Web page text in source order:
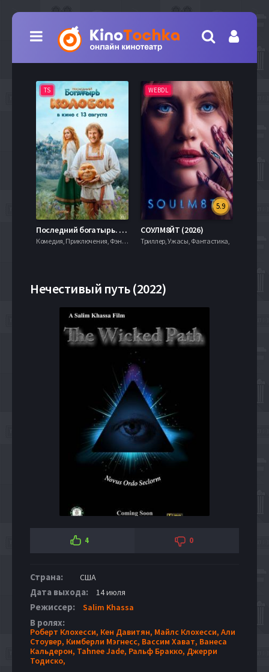
TS
Последний богатырь. Колобок (2026)
Комедия, Приключения, Фэнтези,
WEBDL
5.9
СОУЛМ8ЙТ (2026)
Триллер, Ужасы, Фантастика,
Нечестивый путь (2022)
4 0
Страна: США
Дата выхода: 14 июля
Режиссер: Salim Khassa
В ролях:
Роберт Клохесси, Кен Давитян, Майлс Клохесси, Али
Стоувер, Кимберли Мэгнесс, Вассим Хават, Ванеса
Кальдерон, Tahnee Jade, Ральф Бракко, Джерри
Тодиско,